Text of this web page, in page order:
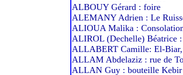
ALBOUY Gérard : foire
ALEMANY Adrien : Le
ALIOUA Malika :
ALIROL (Dechelle) Béatrice
ALLABERT Camille: El-Biar,
ALLAM Abdelaziz : rue de
ALLAN Guy : bouteille Kebir